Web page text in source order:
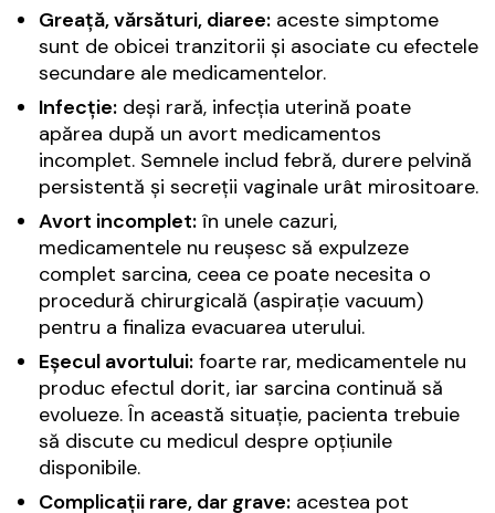
Greață, vărsături, diaree: aceste simptome
sunt de obicei tranzitorii și asociate cu efectele
secundare ale medicamentelor.
Infecție: deși rară, infecția uterină poate
apărea după un avort medicamentos
incomplet. Semnele includ febră, durere pelvină
persistentă și secreții vaginale urât mirositoare.
Avort incomplet: în unele cazuri,
medicamentele nu reușesc să expulzeze
complet sarcina, ceea ce poate necesita o
procedură chirurgicală (aspirație vacuum)
pentru a finaliza evacuarea uterului.
Eșecul avortului: foarte rar, medicamentele nu
produc efectul dorit, iar sarcina continuă să
evolueze. În această situație, pacienta trebuie
să discute cu medicul despre opțiunile
disponibile.
Complicații rare, dar grave: acestea pot